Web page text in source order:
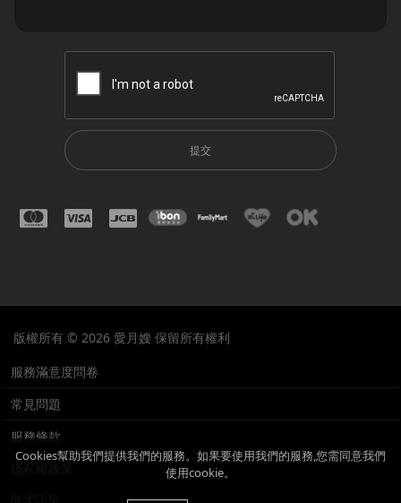
提交
版權所有 © 2026 愛月嫂 保留所有權利
服務滿意度問卷
常見問題
服務條款
Cookies幫助我們提供我們的服務。如果要使用我們的服務,您需同意我們
使用cookie。